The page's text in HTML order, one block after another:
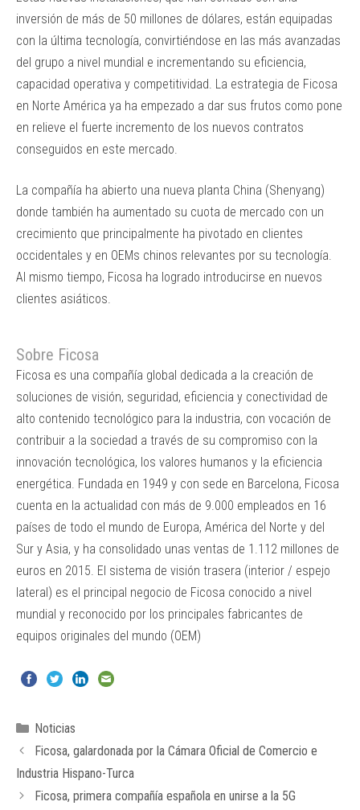
inversión de más de 50 millones de dólares, están equipadas
con la última tecnología, convirtiéndose en las más avanzadas
del grupo a nivel mundial e incrementando su eficiencia,
capacidad operativa y competitividad. La estrategia de Ficosa
en Norte América ya ha empezado a dar sus frutos como pone
en relieve el fuerte incremento de los nuevos contratos
conseguidos en este mercado.
La compañía ha abierto una nueva planta China (Shenyang)
donde también ha aumentado su cuota de mercado con un
crecimiento que principalmente ha pivotado en clientes
occidentales y en OEMs chinos relevantes por su tecnología.
Al mismo tiempo, Ficosa ha logrado introducirse en nuevos
clientes asiáticos.
Sobre Ficosa
Ficosa es una compañía global dedicada a la creación de
soluciones de visión, seguridad, eficiencia y conectividad de
alto contenido tecnológico para la industria, con vocación de
contribuir a la sociedad a través de su compromiso con la
innovación tecnológica, los valores humanos y la eficiencia
energética. Fundada en 1949 y con sede en Barcelona, Ficosa
cuenta en la actualidad con más de 9.000 empleados en 16
países de todo el mundo de Europa, América del Norte y del
Sur y Asia, y ha consolidado unas ventas de 1.112 millones de
euros en 2015. El sistema de visión trasera (interior / espejo
lateral) es el principal negocio de Ficosa conocido a nivel
mundial y reconocido por los principales fabricantes de
equipos originales del mundo (OEM)
Categorías
Noticias
Ficosa, galardonada por la Cámara Oficial de Comercio e
Industria Hispano-Turca
Ficosa, primera compañía española en unirse a la 5G